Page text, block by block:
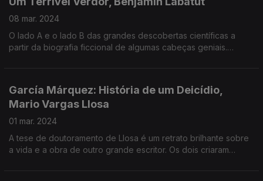
08 mar. 2024
O lado A e o lado B das grandes descobertas científicas a
partir da biografia ficcional de algumas cabeças geniais.
García Márquez: História de um Deicídio,
Mario Vargas Llosa
01 mar. 2024
A tese de doutoramento de Llosa é um retrato brilhante sobre
a vida e a obra de outro grande escritor. Os dois criaram